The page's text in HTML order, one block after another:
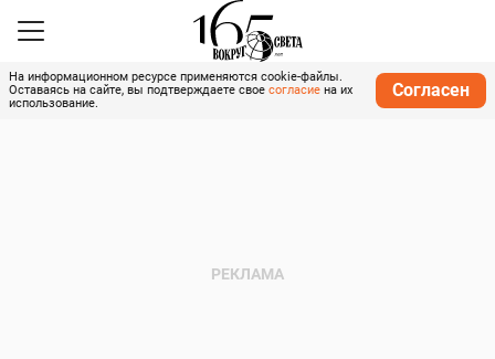
На информационном ресурсе применяются cookie-файлы.
Оставаясь на сайте, вы подтверждаете свое согласие на их
использование.
Согласен